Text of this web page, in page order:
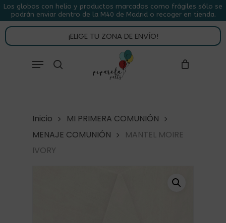
Skip
to
main
content
Los globos con helio y productos marcados como frágiles sólo se
podrán enviar dentro de la M40 de Madrid o recoger en tienda.
¡ELIGE TU ZONA DE ENVÍO!
Menu
CARRITO CLOSE
CART
Inicio
MI PRIMERA COMUNIÓN
MENAJE COMUNIÓN
MANTEL MOIRE
IVORY
Menu